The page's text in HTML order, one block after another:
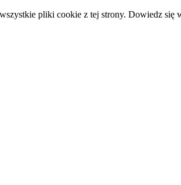
pliki cookie z tej strony. Dowiedz się